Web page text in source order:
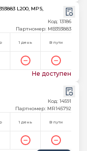
L200, MPS,
Код: 13186
Партномер: MB393883
1 день В пути
Не доступен
Код: 14591
Партномер: MR145792
1 день В пути